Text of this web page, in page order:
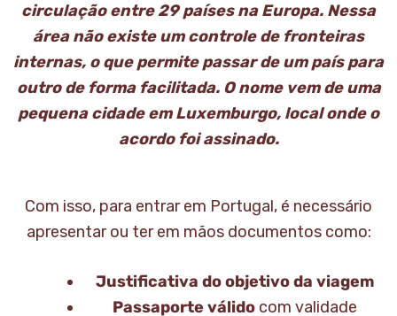
circulação entre 29 países na Europa. Nessa
área não existe um controle de fronteiras
internas, o que permite passar de um país para
outro de forma facilitada. O nome vem de uma
pequena cidade em Luxemburgo, local onde o
acordo foi assinado.
Com isso, para entrar em Portugal, é necessário
apresentar ou ter em mãos documentos como:
Justificativa do objetivo da viagem
Passaporte válidocom validade